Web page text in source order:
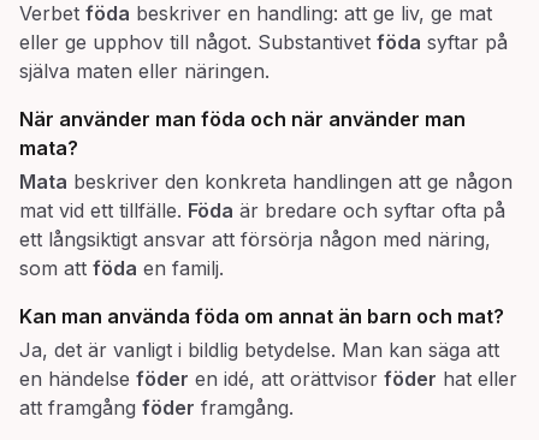
Verbet föda beskriver en handling: att ge liv, ge mat
eller ge upphov till något. Substantivet föda syftar på
själva maten eller näringen.
När använder man föda och när använder man
mata?
Mata beskriver den konkreta handlingen att ge någon
mat vid ett tillfälle. Föda är bredare och syftar ofta på
ett långsiktigt ansvar att försörja någon med näring,
som att föda en familj.
Kan man använda föda om annat än barn och mat?
Ja, det är vanligt i bildlig betydelse. Man kan säga att
en händelse föder en idé, att orättvisor föder hat eller
att framgång föder framgång.